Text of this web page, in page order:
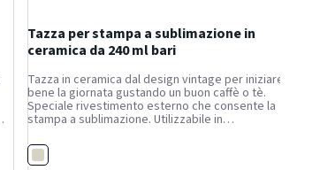
Tazza per stampa a sublimazione in
ceramica da 240 ml bari
Tazza in ceramica dal design vintage per iniziare
bene la giornata gustando un buon caffè o tè.
Speciale rivestimento esterno che consente la
stampa a sublimazione. Utilizzabile in
cartone riciclato. Capacità: 240 ml.
Bianco